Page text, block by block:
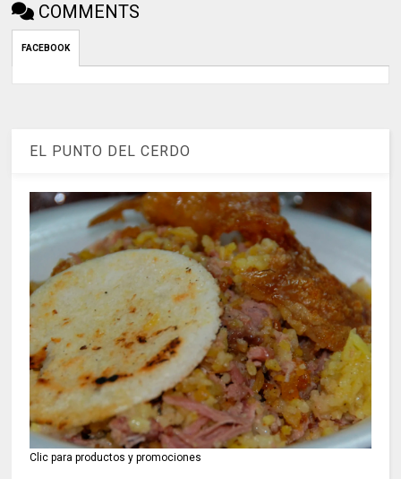
COMMENTS
FACEBOOK
EL PUNTO DEL CERDO
Clic para productos y promociones